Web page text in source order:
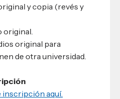
y copia (revés y
original.
original para
de otra universidad.
aquí.